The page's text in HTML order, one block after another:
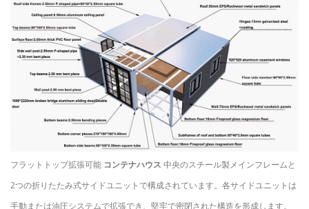
フラットトップ拡張可能 コンテナハウス 中央のスチール製メインフレームと
2つの折りたたみ式サイドユニットで構成されています。各サイドユニットは
手動または油圧システムで拡張でき、堅牢で密閉された構造を形成します。